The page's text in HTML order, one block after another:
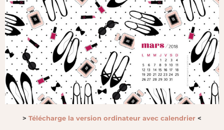
> Télécharge la version ordinateur avec calendrier <